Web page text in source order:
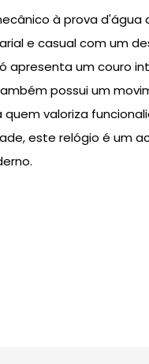
à prova d'água
e casual com um
apresenta um couro
possui um
valoriza
este relógio é um